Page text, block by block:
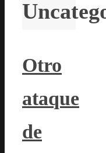
Otro
ataque
de